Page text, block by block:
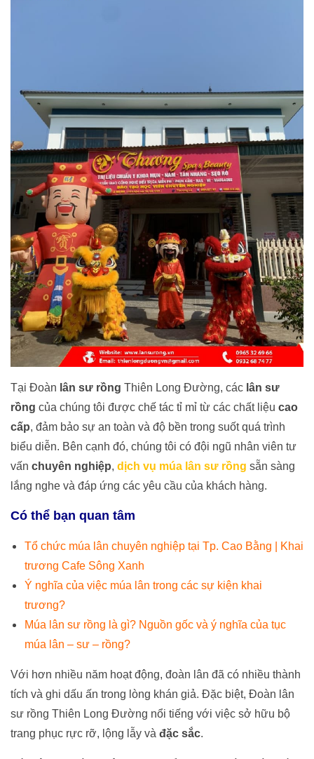
Tại Đoàn lân sư rồng Thiên Long Đường, các lân sư
rồng của chúng tôi được chế tác tỉ mỉ từ các chất liệu cao
cấp, đảm bảo sự an toàn và độ bền trong suốt quá trình
biểu diễn. Bên cạnh đó, chúng tôi có đội ngũ nhân viên tư
vấn chuyên nghiệp, dịch vụ múa lân sư rồng sẵn sàng
lắng nghe và đáp ứng các yêu cầu của khách hàng.
Có thể bạn quan tâm
Tổ chức múa lân chuyên nghiệp tại Tp. Cao Bằng | Khai
trương Cafe Sông Xanh
Ý nghĩa của việc múa lân trong các sự kiện khai
trương?
Múa lân sư rồng là gì? Nguồn gốc và ý nghĩa của tục
múa lân – sư – rồng?
Với hơn nhiều năm hoạt động, đoàn lân đã có nhiều thành
tích và ghi dấu ấn trong lòng khán giả. Đặc biệt, Đoàn lân
sư rồng Thiên Long Đường nổi tiếng với việc sở hữu bộ
trang phục rực rỡ, lộng lẫy và đặc sắc.